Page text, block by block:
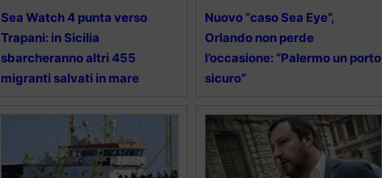
Sea Watch 4 punta verso
Trapani: in Sicilia
sbarcheranno altri 455
migranti salvati in mare
Nuovo “caso Sea Eye”,
Orlando non perde
l’occasione: “Palermo un porto
sicuro”